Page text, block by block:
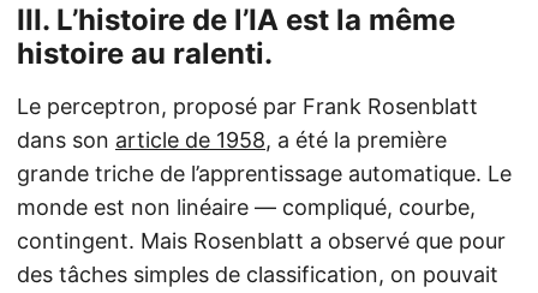
III. L’histoire de l’IA est la même
histoire au ralenti.
Le perceptron, proposé par Frank Rosenblatt
dans son article de 1958, a été la première
grande triche de l’apprentissage automatique. Le
monde est non linéaire — compliqué, courbe,
contingent. Mais Rosenblatt a observé que pour
des tâches simples de classification, on pouvait